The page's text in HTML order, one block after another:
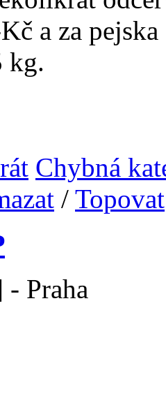
a za
kg.
Chybná
/ Topovat
Praha